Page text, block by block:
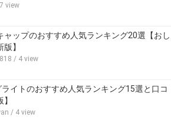
view
ャップのおすすめ人気ランキング20選【おし
】
/ 4 view
ライトのおすすめ人気ランキング15選と口コ
/ 4 view